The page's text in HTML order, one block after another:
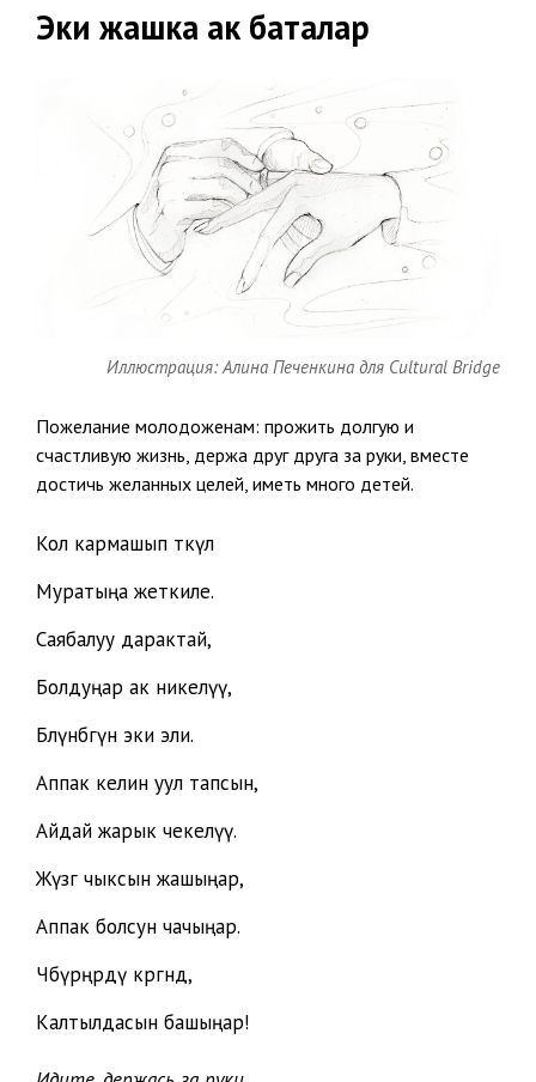
Эки жашка ак баталар
Иллюстрация: Алина Печенкина для Cultural Bridge
Пожелание молодоженам: прожить долгую и
счастливую жизнь, держа друг друга за руки, вместе
достичь желанных целей, иметь много детей.
Кол кармашып өткүлө
Муратыңа жеткиле.
Саябалуу дарактай,
Болдуңар ак никелүү,
Бөлүнбөгүн эки эли.
Аппак келин уул тапсын,
Айдай жарык чекелүү.
Жүзгө чыксын жашыңар,
Аппак болсун чачыңар.
Чөбүрөңөрдү көргөндө,
Калтылдасын башыңар!